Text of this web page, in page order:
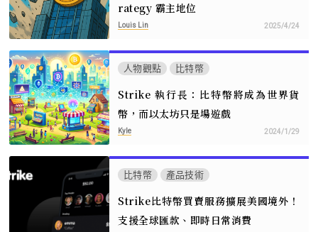
rategy 霸主地位
Louis Lin 2025/4/24
人物觀點 比特幣
Strike 執行長：比特幣將成為世界貨
幣，而以太坊只是場遊戲
Kyle 2024/1/29
比特幣 產品技術
Strike比特幣買賣服務擴展美國境外！
支援全球匯款、即時日常消費